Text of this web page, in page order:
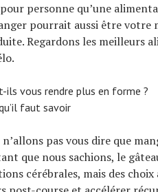
pour personne qu’une
pourrait aussi être votre
Regardons les meilleurs
ils vous rendre plus en forme ?
faut savoir
pas vous dire que
que nous sachions, le
cérébrales, mais des